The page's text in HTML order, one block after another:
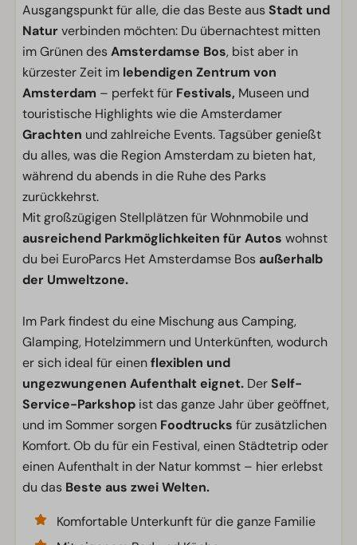
Ausgangspunkt für alle, die das Beste aus Stadt und
Naturverbinden möchten: Du übernachtest mitten
im Grünen desAmsterdamse Bos, bist aber in
kürzester Zeit im lebendigen Zentrum von
Amsterdam – perfekt für Festivals, Museen und
touristische Highlights wie die Amsterdamer
Grachten und zahlreiche Events. Tagsüber genießt
du alles, was die Region Amsterdam zu bieten hat,
während du abends in die Ruhe des Parks
zurückkehrst.
Mit großzügigen Stellplätzen für Wohnmobile und
ausreichend Parkmöglichkeiten für Autos wohnst
du bei EuroParcs Het Amsterdamse Bos außerhalb
der Umweltzone.
Im Park findest du eine Mischung aus Camping,
Glamping, Hotelzimmern und Unterkünften, wodurch
er sich ideal für einenflexiblen und
ungezwungenen Aufenthalt eignet. Der Self-
Service-Parkshop ist das ganze Jahr über geöffnet,
und im Sommer sorgen Foodtrucks für zusätzlichen
Komfort. Ob du für ein Festival, einen Städtetrip oder
einen Aufenthalt in der Natur kommst – hier erlebst
du das Beste aus zwei Welten.
Komfortable Unterkunft für die ganze Familie